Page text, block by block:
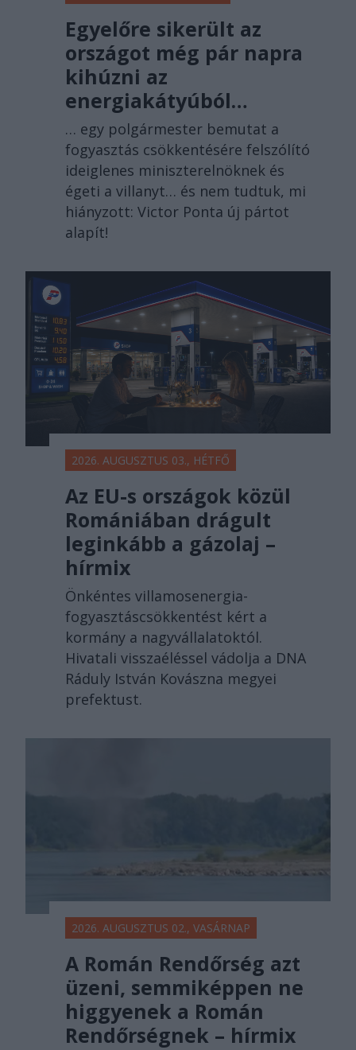
Egyelőre sikerült az
országot még pár napra
kihúzni az
energiakátyúból…
… egy polgármester bemutat a
fogyasztás csökkentésére felszólító
ideiglenes miniszterelnöknek és
égeti a villanyt… és nem tudtuk, mi
hiányzott: Victor Ponta új pártot
alapít!
2026. AUGUSZTUS 03., HÉTFŐ
Az EU-s országok közül
Romániában drágult
leginkább a gázolaj –
hírmix
Önkéntes villamosenergia-
fogyasztáscsökkentést kért a
kormány a nagyvállalatoktól.
Hivatali visszaéléssel vádolja a DNA
Ráduly István Kovászna megyei
prefektust.
2026. AUGUSZTUS 02., VASÁRNAP
A Román Rendőrség azt
üzeni, semmiképpen ne
higgyenek a Román
Rendőrségnek – hírmix